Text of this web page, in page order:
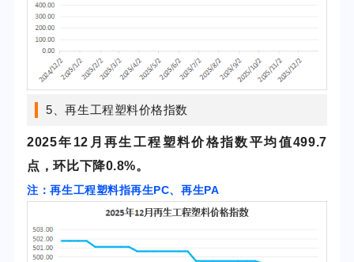
5、再生工程塑料价格指数
2025年12 月再生工程塑料价格指数平均值499.7
点，环比下降0.8%。
注：再生工程塑料指再生PC、再生PA